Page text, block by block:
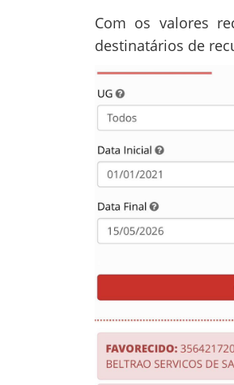
Com os valores
destinatários de